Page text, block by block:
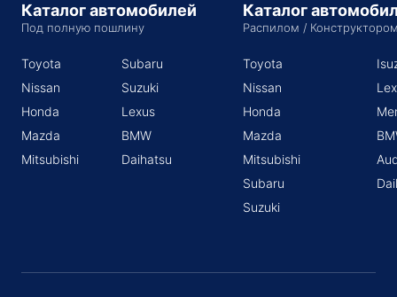
Каталог автомобилей
Под полную пошлину
Toyota
Nissan
Honda
Mazda
Mitsubishi
Subaru
Suzuki
Lexus
BMW
Daihatsu
Каталог
Распилом /
Toyota
Nissan
Honda
Mazda
Mitsubishi
Subaru
Suzuki